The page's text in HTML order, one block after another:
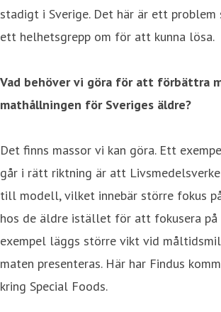
stadigt i Sverige. Det här är ett problem
ett helhetsgrepp om för att kunna lösa.
Vad behöver vi göra för att förbättra
mathållningen för Sveriges äldre?
Det finns massor vi kan göra. Ett
går i rätt riktning är att
till modell, vilket innebär större fokus
hos de äldre istället för att fokusera
exempel läggs större vikt vid
maten presenteras. Här har Findus
kring Special Foods.